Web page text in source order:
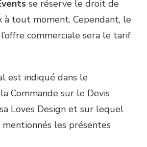
se réserve le droit de
à tout moment. Cependant, le
commerciale sera le tarif
est indiqué dans le
Commande sur le Devis
Loves Design et sur lequel
les présentes